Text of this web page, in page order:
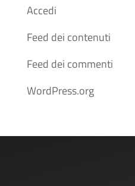
Accedi
Feed dei contenuti
Feed dei commenti
WordPress.org